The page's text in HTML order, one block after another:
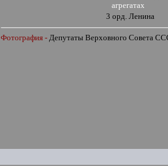
агрегатах
3 орд. Ленина
Фотография - Депутаты Верховного Совета